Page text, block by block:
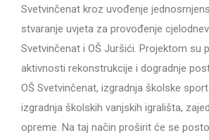
Svetvinčenat kroz uvođenje
stvaranje uvjeta za provođenje
Svetvinčenat i OŠ Juršići. Projektom su
aktivnosti rekonstrukcije i dogradnje
OŠ Svetvinčenat, izgradnja školske
izgradnja školskih vanjskih igrališta,
opreme. Na taj način proširit će se